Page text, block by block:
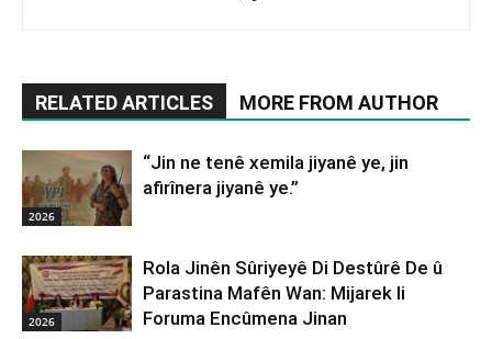
RELATED ARTICLES MORE FROM AUTHOR
2026
“Jin ne tenê xemila jiyanê ye, jin
afirînera jiyanê ye.”
2026
Rola Jinên Sûriyeyê Di Destûrê De û
Parastina Mafên Wan: Mijarek li
Foruma Encûmena Jinan